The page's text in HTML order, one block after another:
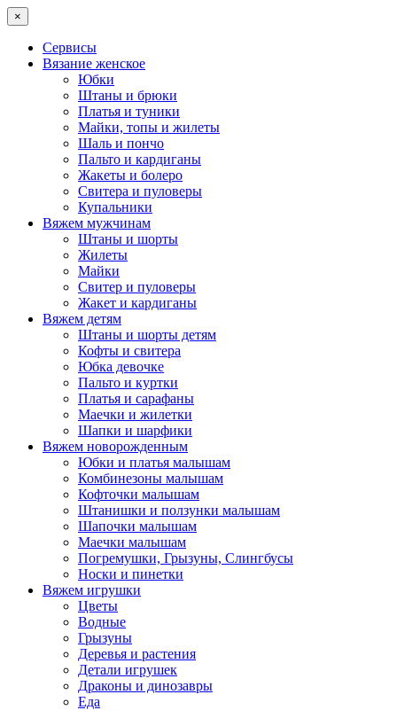
×
Сервисы
Вязание женское
Юбки
Штаны и брюки
Платья и туники
Майки, топы и жилеты
Шаль и пончо
Пальто и кардиганы
Жакеты и болеро
Свитера и пуловеры
Купальники
Вяжем мужчинам
Штаны и шорты
Жилеты
Майки
Свитер и пуловеры
Жакет и кардиганы
Вяжем детям
Штаны и шорты детям
Кофты и свитера
Юбка девочке
Пальто и куртки
Платья и сарафаны
Маечки и жилетки
Шапки и шарфики
Вяжем новорожденным
Юбки и платья малышам
Комбинезоны малышам
Кофточки малышам
Штанишки и ползунки малышам
Шапочки малышам
Маечки малышам
Погремушки, Грызуны, Слингбусы
Носки и пинетки
Вяжем игрушки
Цветы
Водные
Грызуны
Деревья и растения
Детали игрушек
Драконы и динозавры
Еда